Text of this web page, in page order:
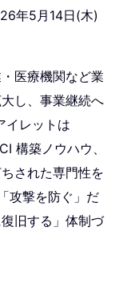
年5月14日(木)
医療機関など業
し、事業継続へ
イレットは
構築ノウハウ、
された専門性を
攻撃を防ぐ」だ
旧する」体制づ